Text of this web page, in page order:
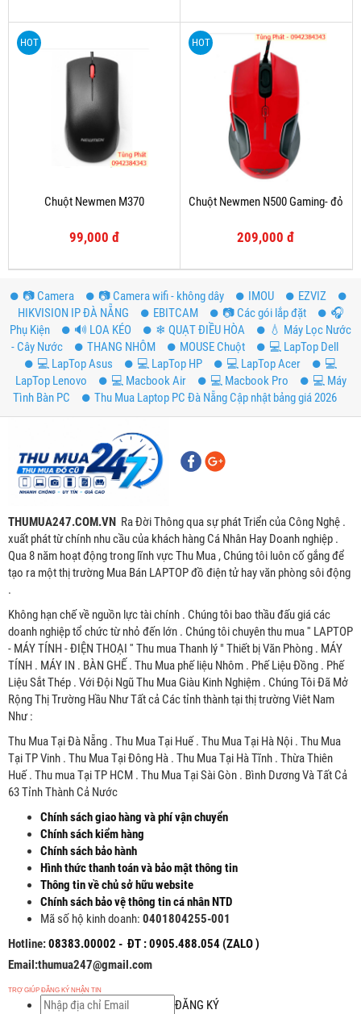
HOT
Chuột Newmen M370
99,000 đ
HOT
Chuột Newmen N500 Gaming- đỏ
209,000 đ
📷 Camera 📷 Camera wifi - không dây IMOU
EZVIZ
HIKVISION IP ĐÀ NẴNG
EBITCAM 📷 Các gói lắp đặt
️🎧
Phụ Kiện
🔊 LOA KÉO ❄ QUẠT ĐIỀU HÒA
💧 Máy Lọc Nước
- Cây Nước
THANG NHÔM MOUSE Chuột
💻 LapTop Dell
💻 LapTop Asus
💻 LapTop HP 💻 LapTop Acer
💻
LapTop Lenovo
💻 Macbook Air 💻 Macbook Pro
💻 Máy
Tình Bàn PC
Thu Mua Laptop PC Đà Nẵng Cập nhật bảng giá 2026
THUMUA247.COM.VN Ra Đời Thông qua sự phát Triển của Công Nghệ .
xuất phát từ chính nhu cầu của khách hàng Cá Nhân Hay Doanh nghiệp .
Qua 8 năm hoạt động trong lĩnh vực Thu Mua , Chúng tôi luôn cố gắng để
tạo ra một thị trường Mua Bán LAPTOP đồ điện tử hay văn phòng sôi động
.
Không hạn chế về nguồn lực tài chính . Chúng tôi bao thầu đấu giá các
doanh nghiệp tổ chức từ nhỏ đến lớn . Chúng tôi chuyên thu mua '' LAPTOP
- MÁY TÍNH - ĐIỆN THOẠI '' Thu mua Thanh lý " Thiết bị Văn Phòng . MÁY
TÍNH . MÁY IN . BÀN GHẾ . Thu Mua phế liệu Nhôm . Phế Liệu Đồng . Phế
Liệu Sắt Thép . Với Đội Ngũ Thu Mua Giàu Kinh Nghiệm . Chúng Tôi Đã Mở
Rộng Thị Trường Hầu Như Tất cả Các tỉnh thành tại thị trường Viêt Nam
Như :
Thu Mua Tại Đà Nẵng . Thu Mua Tại Huế . Thu Mua Tại Hà Nội . Thu Mua
Tại TP Vinh . Thu Mua Tại Đông Hà . Thu Mua Tại Hà Tĩnh . Thừa Thiên
Huế . Thu mua Tại TP HCM . Thu Mua Tại Sài Gòn . Bình Dương Và Tất Cả
63 Tỉnh Thành Cả Nước
Chính sách giao hàng và phí vận chuyển
Chính sách kiểm hàng
Chính sách bảo hành
Hình thức thanh toán và bảo mật thông tin
Thông tin về chủ sở hữu website
Chính sách bảo vệ thông tin cá nhân NTD
Mã số hộ kinh doanh: 0401804255-001
Hotline:08383.00002 - ĐT : 0905.488.054 (ZALO )
Email:thumua247@gmail.com
TRỢ GIÚP ĐĂNG KÝ NHẬN TIN
ĐĂNG KÝ